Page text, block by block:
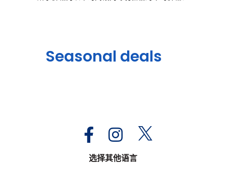
Seasonal deals
选择其他语言